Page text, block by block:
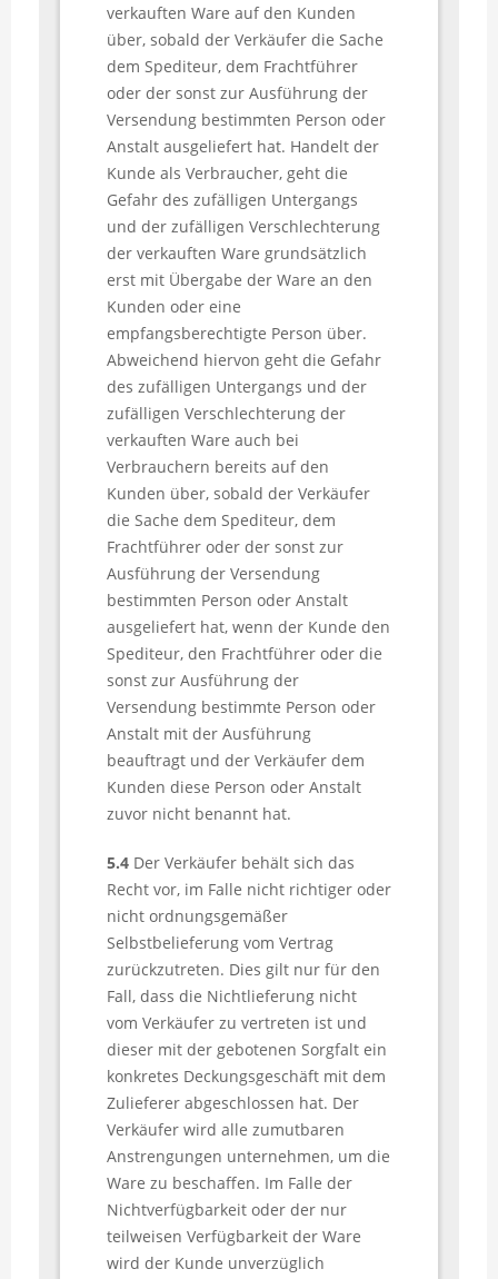
verkauften Ware auf den Kunden
über, sobald der Verkäufer die Sache
dem Spediteur, dem Frachtführer
oder der sonst zur Ausführung der
Versendung bestimmten Person oder
Anstalt ausgeliefert hat. Handelt der
Kunde als Verbraucher, geht die
Gefahr des zufälligen Untergangs
und der zufälligen Verschlechterung
der verkauften Ware grundsätzlich
erst mit Übergabe der Ware an den
Kunden oder eine
empfangsberechtigte Person über.
Abweichend hiervon geht die Gefahr
des zufälligen Untergangs und der
zufälligen Verschlechterung der
verkauften Ware auch bei
Verbrauchern bereits auf den
Kunden über, sobald der Verkäufer
die Sache dem Spediteur, dem
Frachtführer oder der sonst zur
Ausführung der Versendung
bestimmten Person oder Anstalt
ausgeliefert hat, wenn der Kunde den
Spediteur, den Frachtführer oder die
sonst zur Ausführung der
Versendung bestimmte Person oder
Anstalt mit der Ausführung
beauftragt und der Verkäufer dem
Kunden diese Person oder Anstalt
zuvor nicht benannt hat.
5.4Der Verkäufer behält sich das
Recht vor, im Falle nicht richtiger oder
nicht ordnungsgemäßer
Selbstbelieferung vom Vertrag
zurückzutreten. Dies gilt nur für den
Fall, dass die Nichtlieferung nicht
vom Verkäufer zu vertreten ist und
dieser mit der gebotenen Sorgfalt ein
konkretes Deckungsgeschäft mit dem
Zulieferer abgeschlossen hat. Der
Verkäufer wird alle zumutbaren
Anstrengungen unternehmen, um die
Ware zu beschaffen. Im Falle der
Nichtverfügbarkeit oder der nur
teilweisen Verfügbarkeit der Ware
wird der Kunde unverzüglich